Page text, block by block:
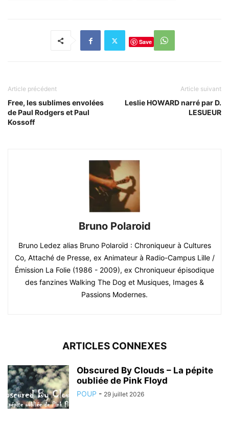
Save
Article précédent
Free, les sublimes envolées
de Paul Rodgers et Paul
Kossoff
Article suivant
Leslie HOWARD narré par D.
LESUEUR
Bruno Polaroid
Bruno Ledez alias Bruno Polaroïd : Chroniqueur à Cultures
Co, Attaché de Presse, ex Animateur à Radio-Campus Lille /
Émission La Folie (1986 - 2009), ex Chroniqueur épisodique
des fanzines Walking The Dog et Musiques, Images &
Passions Modernes.
ARTICLES CONNEXES
Obscured By Clouds – La pépite
oubliée de Pink Floyd
POUP - 29 juillet 2026